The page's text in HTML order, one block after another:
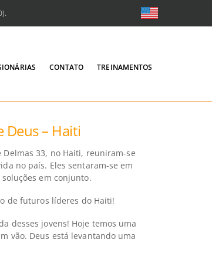
CONTATO TREINAMENTOS
Deus – Haiti
Delmas 33, no Haiti, reuniram-se
no país. Eles sentaram-se em
em conjunto.
de futuros líderes do Haiti!
desses jovens! Hoje temos uma
vão. Deus está levantando uma